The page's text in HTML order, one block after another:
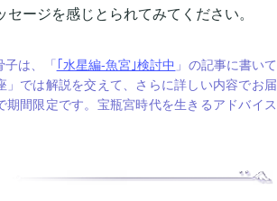
ージを感じとられてみてください。
は、「 ｢水星編-魚宮｣検討中 」の記事に書いて
では解説を交えて、さらに詳しい内容でお届
間限定です。宝瓶宮時代を生きるアドバイス